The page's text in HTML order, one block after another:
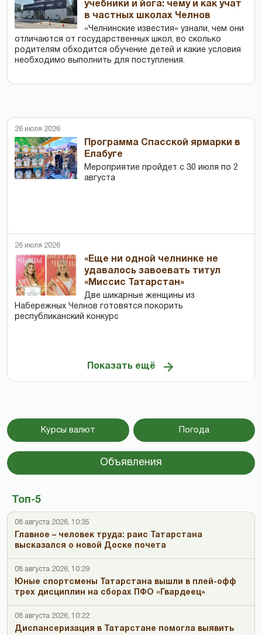
учебники и йога: чему и как учат
в частных школах Челнов
«Челнинские известия» узнали, чем они
отличаются от государственных школ, во сколько
родителям обходится обучение детей и какие условия
необходимо выполнить для поступления.
26 июля 2026
Программа Спасской ярмарки в
Елабуге
Мероприятие пройдет с 30 июля по 2
августа
26 июля 2026
«Еще ни одной челнинке не
удавалось завоевать титул
«Миссис Татарстан»
Две шикарные женщины из
Набережных Челнов готовятся покорить
республиканский конкурс
Показать ещё
Курсы валют Погода
Объявления
Топ-5
08 августа 2026, 10:35
Главное – человек труда: раис Татарстана
высказался о новой Доске почета
08 августа 2026, 10:29
Юные спортсмены Татарстана вышли в плей-офф
трех дисциплин на сборах ПФО «Гвардеец»
08 августа 2026, 10:22
Диспансеризация в Татарстане помогла выявить